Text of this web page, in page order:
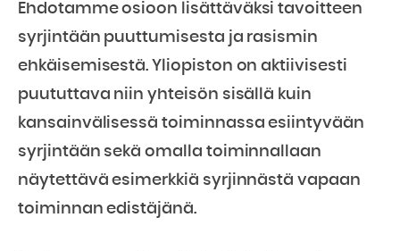
Ehdotamme osioon lisättäväksi tavoitteen
syrjintään puuttumisesta ja rasismin
ehkäisemisestä. Yliopiston on aktiivisesti
puututtava niin yhteisön sisällä kuin
kansainvälisessä toiminnassa esiintyvään
syrjintään sekä omalla toiminnallaan
näytettävä esimerkkiä syrjinnästä vapaan
toiminnan edistäjänä.